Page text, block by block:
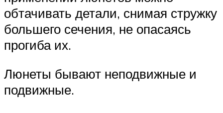
обтачивать детали, снимая стружку
большего сечения, не опасаясь
прогиба их.
Люнеты бывают неподвижные и
подвижные.